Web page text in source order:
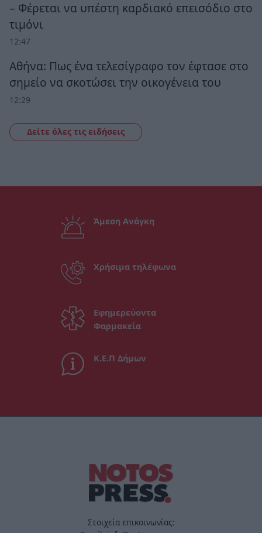
– Φέρεται να υπέστη καρδιακό επεισόδιο στο
τιμόνι
12:47
Αθήνα: Πως ένα τελεσίγραφο τον έφτασε στο
σημείο να σκοτώσει την οικογένεια του
12:29
Δείτε όλες τις ειδήσεις
Άμεση Ανάγκη
Χρήσιμα τηλέφωνα
Εφημερεύοντα
Φαρμακεία
Κ.Ε.Π Δήμων
Στοιχεία επικοινωνίας: